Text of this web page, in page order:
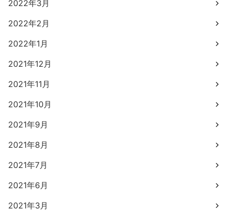
2022年3月
2022年2月
2022年1月
2021年12月
2021年11月
2021年10月
2021年9月
2021年8月
2021年7月
2021年6月
2021年3月